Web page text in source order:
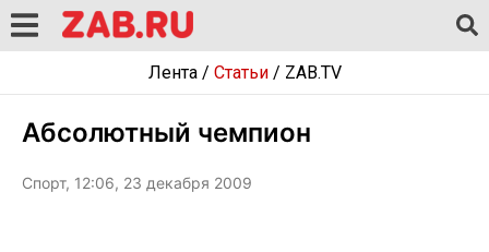
Лента/ Статьи/ ZAB.TV
Абсолютный чемпион
Спорт, 12:06, 23 декабря 2009